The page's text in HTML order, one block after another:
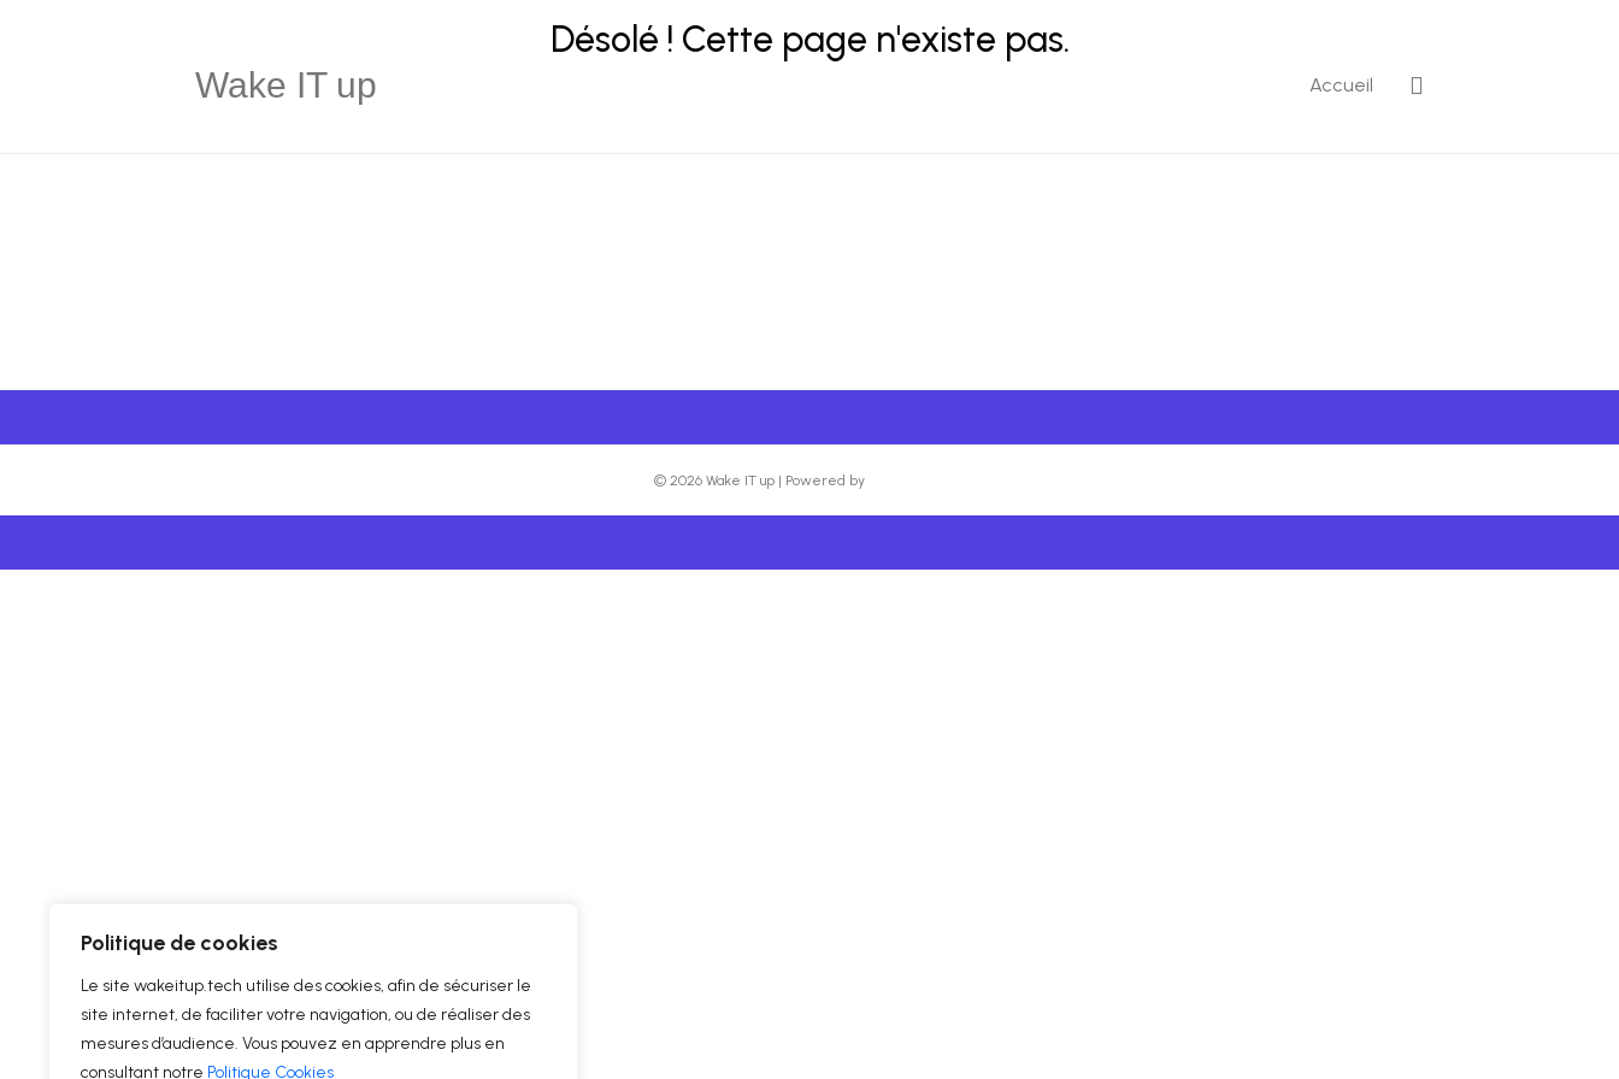
Politique de cookies
Le site wakeitup.tech utilise des cookies, afin de sécuriser le
site internet, de faciliter votre navigation, ou de réaliser des
mesures d’audience. Vous pouvez en apprendre plus en
consultant notre Politique Cookies
Wake IT up Accueil
Désolé ! Cette page n'existe pas.
© 2026 Wake IT up | Powered by